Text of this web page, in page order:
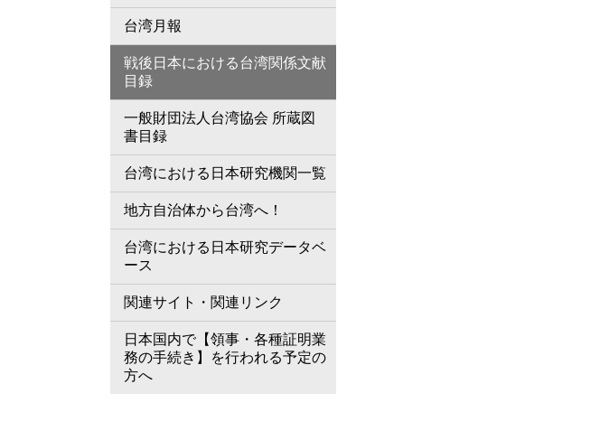
台湾月報
戦後日本における台湾関係文献
目録
一般財団法人台湾協会 所蔵図
書目録
台湾における日本研究機関一覧
地方自治体から台湾へ！
台湾における日本研究データベ
ース
関連サイト・関連リンク
日本国内で【領事・各種証明業
務の手続き】を行われる予定の
方へ